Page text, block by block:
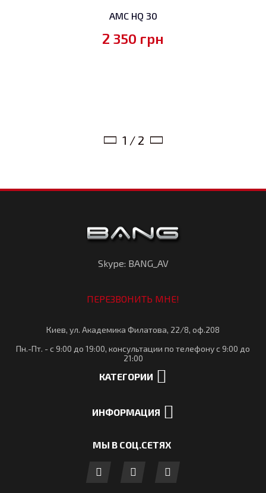
AMC HQ 30
2 350 грн
1 / 2
Skype: BANG_AV
ПЕРЕЗВОНИТЬ МНЕ!
Киев, ул. Академика Филатова, 22/8, оф.208
Пн.-Пт. - с 9:00 до 19:00, консультации по телефону с 9:00 до
21:00
КАТЕГОРИИ
ИНФОРМАЦИЯ
МЫ В СОЦ.СЕТЯХ